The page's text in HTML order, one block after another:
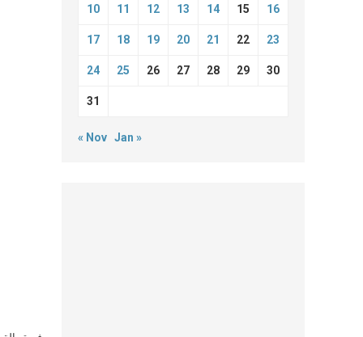
10 11 12 13 14 15 16
17 18 19 20 21 22 23
24 25 26 27 28 29 30
31
« Nov Jan »